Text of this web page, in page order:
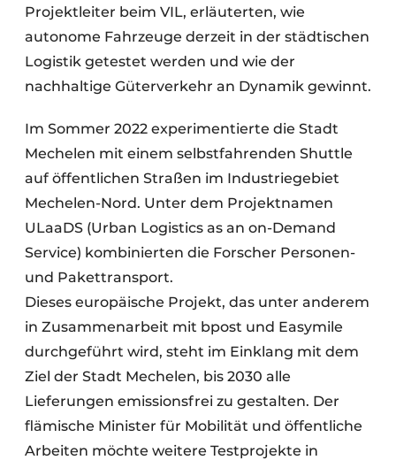
Projektleiter beim VIL, erläuterten, wie
autonome Fahrzeuge derzeit in der städtischen
Logistik getestet werden und wie der
nachhaltige Güterverkehr an Dynamik gewinnt.
Im Sommer 2022 experimentierte die Stadt
Mechelen mit einem selbstfahrenden Shuttle
auf öffentlichen Straßen im Industriegebiet
Mechelen-Nord. Unter dem Projektnamen
ULaaDS (Urban Logistics as an on-Demand
Service) kombinierten die Forscher Personen-
und Pakettransport.
Dieses europäische Projekt, das unter anderem
in Zusammenarbeit mit bpost und Easymile
durchgeführt wird, steht im Einklang mit dem
Ziel der Stadt Mechelen, bis 2030 alle
Lieferungen emissionsfrei zu gestalten. Der
flämische Minister für Mobilität und öffentliche
Arbeiten möchte weitere Testprojekte in